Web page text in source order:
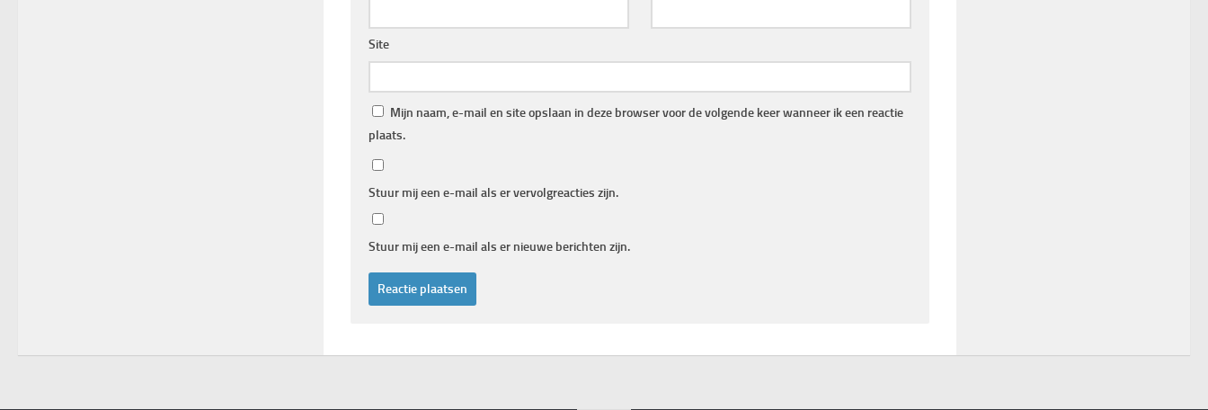
Site
Mijn naam, e-mail en site opslaan in deze browser voor de volgende keer wanneer ik een reactie
plaats.
Stuur mij een e-mail als er vervolgreacties zijn.
Stuur mij een e-mail als er nieuwe berichten zijn.